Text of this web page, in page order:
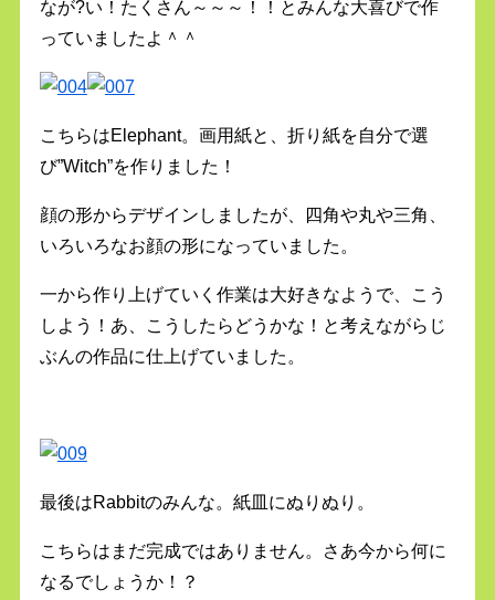
なが?い！たくさん～～～！！とみんな大喜びで作
っていましたよ＾＾
こちらはElephant。画用紙と、折り紙を自分で選
び”Witch”を作りました！
顔の形からデザインしましたが、四角や丸や三角、
いろいろなお顔の形になっていました。
一から作り上げていく作業は大好きなようで、こう
しよう！あ、こうしたらどうかな！と考えながらじ
ぶんの作品に仕上げていました。
最後はRabbitのみんな。紙皿にぬりぬり。
こちらはまだ完成ではありません。さあ今から何に
なるでしょうか！？